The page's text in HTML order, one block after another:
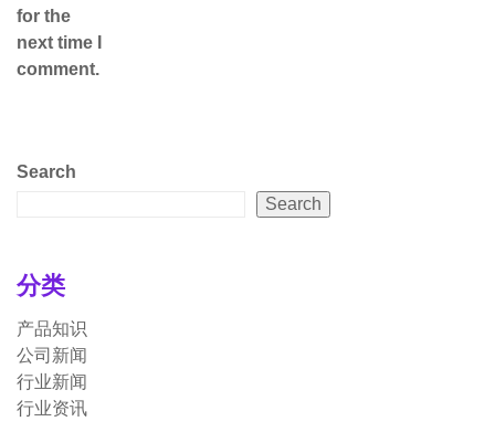
for the
next time I
comment.
Search
Search
分类
产品知识
公司新闻
行业新闻
行业资讯